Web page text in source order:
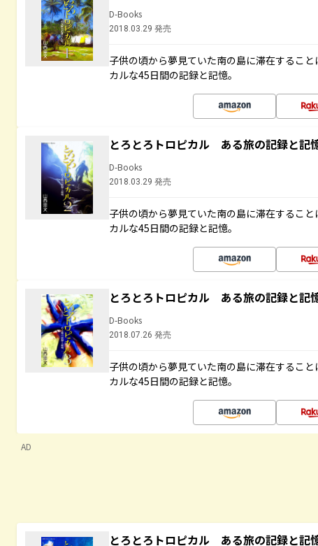
D-Books
2018.03.29 発売
子供の頃から夢見ていた南の島に滞在するこ
カルな45日間の記録と記憶。
とろとろトロピカル ある旅の記録と
D-Books
2018.03.29 発売
子供の頃から夢見ていた南の島に滞在するこ
カルな45日間の記録と記憶。
とろとろトロピカル ある旅の記録と
D-Books
2018.07.26 発売
子供の頃から夢見ていた南の島に滞在するこ
カルな45日間の記録と記憶。
AD
とろとろトロピカル ある旅の記録と